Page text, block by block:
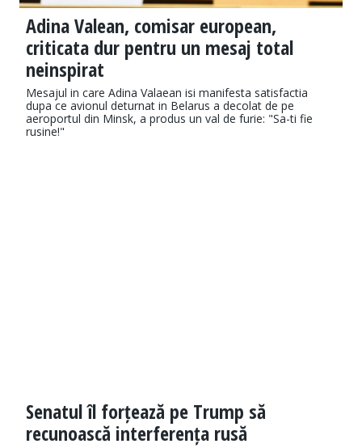
Adina Valean, comisar european,
criticata dur pentru un mesaj total
neinspirat
Mesajul in care Adina Valaean isi manifesta satisfactia
dupa ce avionul deturnat in Belarus a decolat de pe
aeroportul din Minsk, a produs un val de furie: "Sa-ti fie
rusine!"
Senatul îl forțează pe Trump să
recunoască interferența rusă